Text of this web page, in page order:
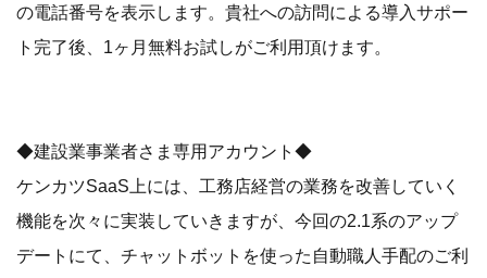
の電話番号を表示します。貴社への訪問による導入サポー
ト完了後、1ヶ月無料お試しがご利用頂けます。
◆建設業事業者さま専用アカウント◆
ケンカツSaaS上には、工務店経営の業務を改善していく
機能を次々に実装していきますが、今回の2.1系のアップ
デートにて、チャットボットを使った自動職人手配のご利